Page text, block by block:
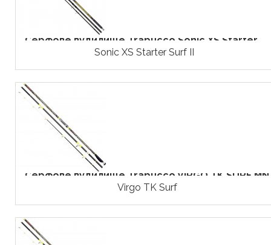
Серфове вудилище Trabucco Sonic XS Starter...
Sonic XS Starter Surf II
Серфове вудилище Trabucco VIRGO TK SURF MN
Virgo TK Surf